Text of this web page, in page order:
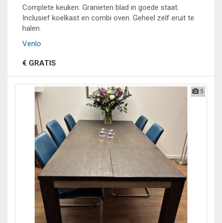
Complete keuken. Granieten blad in goede staat.
Inclusief koelkast en combi oven. Geheel zelf eruit te
halen.
Venlo
€ GRATIS
5